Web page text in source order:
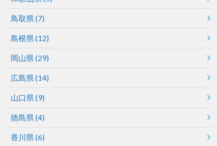
鳥取県 (7)
島根県 (12)
岡山県 (29)
広島県 (14)
山口県 (9)
徳島県 (4)
香川県 (6)